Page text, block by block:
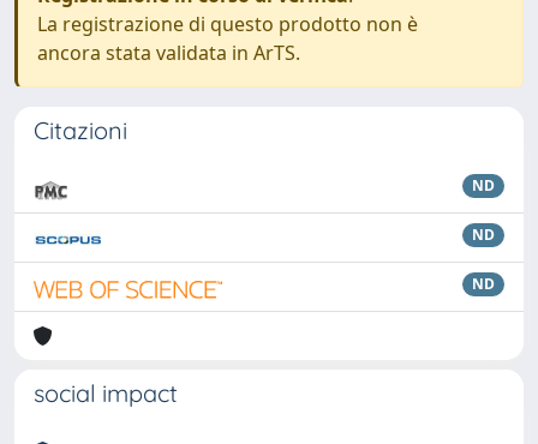
La registrazione di questo prodotto non è
ancora stata validata in ArTS.
Citazioni
ND
ND
ND
social impact